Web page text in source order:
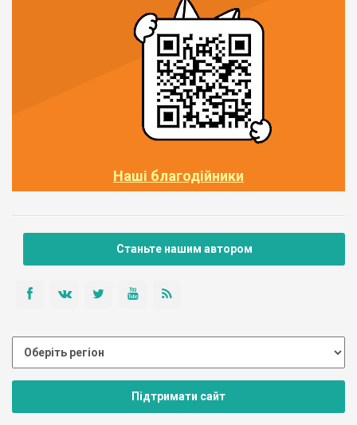
Наші благодійники
Станьте нашим автором
Підтримати сайт